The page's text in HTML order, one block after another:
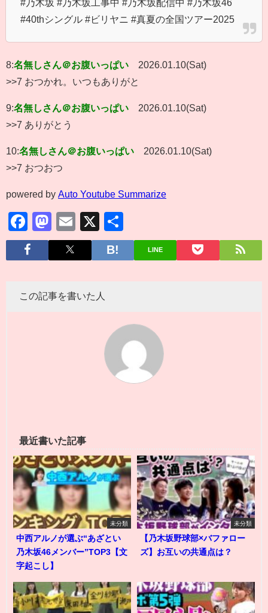
#乃木坂 #乃木坂工事中 #乃木坂配信中 #乃木坂46
#40thシングル #ビリヤニ #真夏の全国ツアー2025
8:名無しさん＠お腹いっぱい
2026.01.10(Sat)
>>7 おつかれ。いつもありがと
9:名無しさん＠お腹いっぱい
2026.01.10(Sat)
>>7 ありがとう
10:名無しさん＠お腹いっぱい
2026.01.10(Sat)
>>7 おつおつ
powered by Auto Youtube Summarize
Facebook
Mastodon
Email
X
有
LINE
この記事を書いた人
最近書いた記事
未分類
中西アルノが選ぶ“あざとい
乃木坂46メンバー”TOP3【文
字起こし】
未分類
【乃木坂野球部×バファロー
ズ】お互いの共通点は？